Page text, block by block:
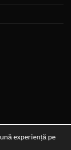
experiență pe